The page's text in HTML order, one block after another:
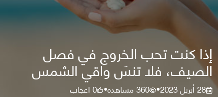
إذا كنت تحب الخروج في فصل
الصيف، فلا تنسَ واقي الشمس
28 أبريل 2023 •
360مشاهدة•
0اعجاب